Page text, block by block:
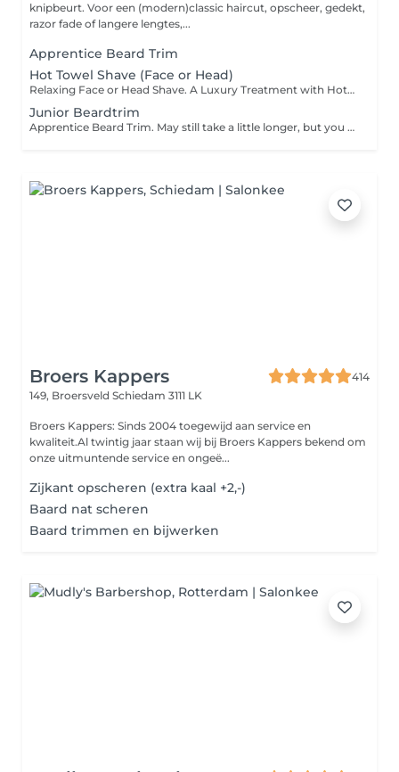
knipbeurt. Voor een (modern)classic haircut, opscheer, gedekt,
razor fade of langere lengtes,...
Apprentice Beard Trim
Hot Towel Shave (Face or Head)
Relaxing Face or Head Shave. A Luxury Treatment with Hot Towel, Face / Head Massage, Soap, Oil and Straight Razor.
Junior Beardtrim
Apprentice Beard Trim. May still take a little longer, but you will look good!
Broers Kappers
414
149, Broersveld Schiedam 3111 LK
Broers Kappers: Sinds 2004 toegewijd aan service en
kwaliteit.Al twintig jaar staan wij bij Broers Kappers bekend om
onze uitmuntende service en ongeë...
Zijkant opscheren (extra kaal +2,-)
Baard nat scheren
Baard trimmen en bijwerken